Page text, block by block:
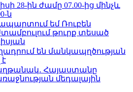
28-ին ժամը 07.00-ից մինչև
ն
եմ Ռուբեն
թուրք տեսած
են մանկապղծության
Հայաստանը
մեդալային